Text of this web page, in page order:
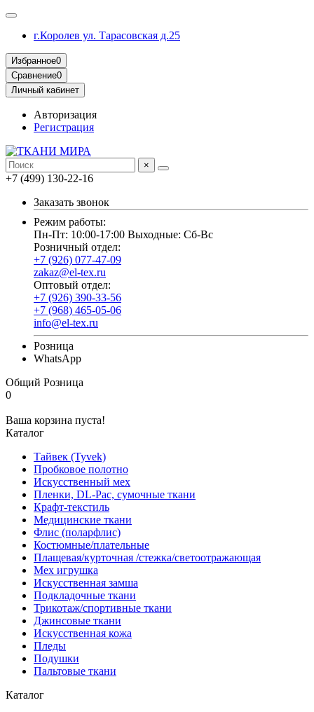
г.Королев ул. Тарасовская д.25
Избранное0
Сравнение0
Личный кабинет
Авторизация
Регистрация
×
+7 (499) 130-22-16
Заказать звонок
Режим работы:
Пн-Пт: 10:00-17:00 Выходные: Сб-Вс
Розничный отдел:
+7 (926) 077-47-09
zakaz@el-tex.ru
Оптовый отдел:
+7 (926) 390-33-56
+7 (968) 465-05-06
info@el-tex.ru
Розница
WhatsApp
Общий Розница
0
Ваша корзина пуста!
Каталог
Тайвек (Tyvek)
Пробковое полотно
Искусственный мех
Пленки, DL-Pac, сумочные ткани
Крафт-текстиль
Медицинские ткани
Флис (поларфлис)
Костюмные/плательные
Плащевая/курточная /стежка/светоотражающая
Мех игрушка
Искусственная замша
Подкладочные ткани
Трикотаж/спортивные ткани
Джинсовые ткани
Искусственная кожа
Пледы
Подушки
Пальтовые ткани
Каталог